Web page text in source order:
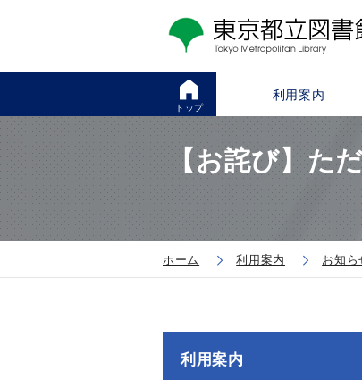
トップ
利用案内
【お詫び】た
ホーム 利用案内 お知ら
利用案内